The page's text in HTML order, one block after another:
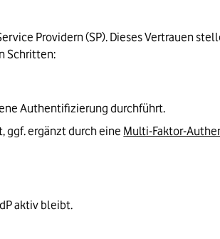
Providern (SP). Dieses Vertrauen
Schritten:
Authentifizierung durchführt.
ggf. ergänzt durch eine Multi-Faktor-
aktiv bleibt.